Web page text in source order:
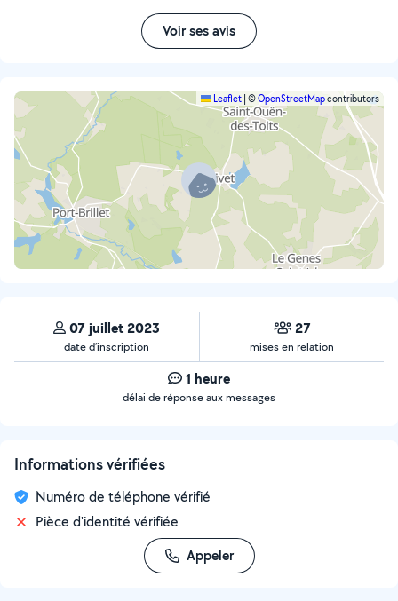
Voir ses avis
Leaflet ©OpenStreetMapcontributors
07 juillet 2023
date d’inscription
27
mises en relation
1 heure
délai de réponse aux messages
Informations vérifiées
Numéro de téléphone vérifié
Pièce d'identité vérifiée
Appeler